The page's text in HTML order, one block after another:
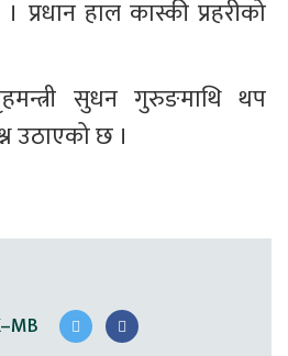
प्रधान हाल कास्की प्रहरीको
सुधन गुरुङमाथि थप
उठाएको छ ।